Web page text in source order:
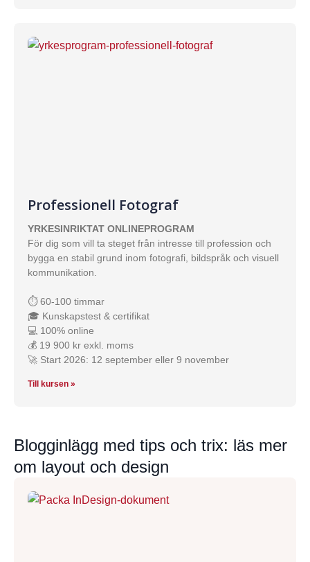
Professionell Fotograf
YRKESINRIKTAT ONLINEPROGRAM
För dig som vill ta steget från intresse till profession och
bygga en stabil grund inom fotografi, bildspråk och visuell
kommunikation.
⏱ 60-100 timmar
🎓 Kunskapstest & certifikat
💻 100% online
💰 19 900 kr exkl. moms
🚀 Start 2026: 12 september eller 9 november
Till kursen »
Blogginlägg med tips och trix: läs mer
om layout och design